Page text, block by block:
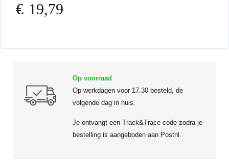
€ 19,79
Op voorraad
Op werkdagen voor 17.30 besteld, de
volgende dag in huis.
Je ontvangt een Track&Trace code zodra je
bestelling is aangeboden aan Postnl.